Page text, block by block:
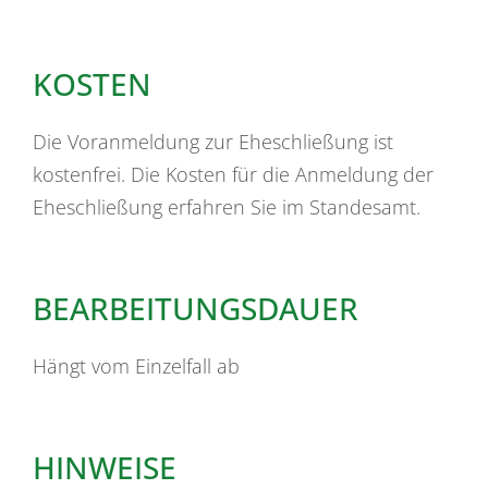
KOSTEN
Die Voranmeldung zur Eheschließung ist
kostenfrei. Die Kosten für die Anmeldung der
Eheschließung erfahren Sie im Standesamt.
BEARBEITUNGSDAUER
Hängt vom Einzelfall ab
HINWEISE